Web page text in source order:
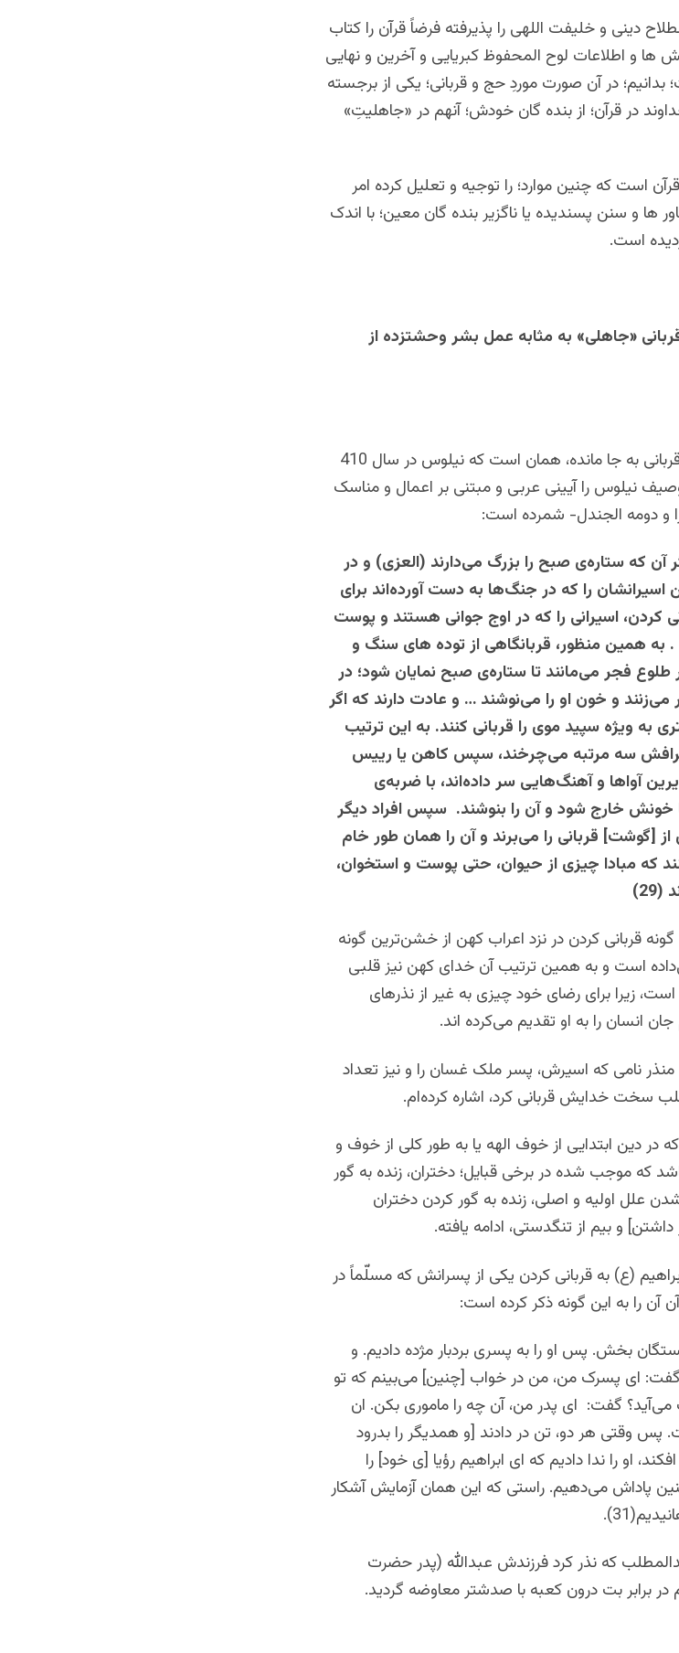
دینی و خلیفت اللهی را پذیرفته فرضاً قرآن را کتاب
ها و اطلاعات لوح المحفوظ کبریایی و آخرین و نهایی
در آن صورت موردِ حج و قربانی؛ یکی از برجسته
در قرآن؛ از بنده گان خودش؛ آنهم در «جاهلیتِ»
است که چنین موارد؛ را توجیه و تعلیل کرده امر
ها و سنن پسندیده یا ناگزیر بنده گان معین؛ با اندک
است.
«جاهلی» به مثابه عمل بشر وحشتزده از
شاید کهن‌ترین توصیفی که از عمل قربانی به جا مانده، همان است که نیلوس در سال 410
نیلوس را آیینی عربی و مبتنی بر اعمال و مناسک
و دومه الجندل- شمرده است:
آن که ستاره‌ی صبح را بزرگ می‌دارند (العزی) و در
اسیرانشان را که در جنگ‌ها به دست آورده‌اند برای
کردن، اسیرانی را که در اوج جوانی هستند و پوست
همین منظور، قربانگاهی از توده های سنگ و
طلوع فجر می‌مانند تا ستاره‌ی صبح نمایان شود؛ در
و خون او را می‌نوشند … و عادت دارند که اگر
به ویژه سپید موی را قربانی کنند. به این ترتیب
اطرافش سه مرتبه می‌چرخند، سپس کاهن یا رییس
آواها و آهنگ‌هایی سر داده‌اند، با ضربه‌ی
خونش خارج شود و آن را بنوشند. سپس افراد دیگر
[گوشت] قربانی را می‌برند و آن را همان طور خام
که مبادا چیزی از حیوان، حتی پوست و استخوان،
قربانی کردن در نزد اعراب کهن از خشن‌ترین گونه
است و به همین ترتیب آن خدای کهن نیز قلبی
زیرا برای رضای خود چیزی به غیر از نذرهای
انسان را به او تقدیم می‌کرده اند.
نامی که اسیرش، پسر ملک غسان را و نیز تعداد
قلب سخت خدایش قربانی کرد، اشاره کرده‌ام.
که در دین ابتدایی از خوف الهه یا به طور کلی از خوف و
که موجب شده در برخی قبایل؛ دختران، زنده به گور
اولیه و اصلی، زنده به گور کردن دختران
و بیم از تنگدستی، ادامه یافته.
(ع) به قربانی کردن یکی از پسرانش که مسلّماً در
را به این گونه ذکر کرده است:
بخش. پس او را به پسری بردبار مژده دادیم. و
گفت: ای پسرک من، من در خواب [چنین] می‌بینم که تو
گفت: ای پدر من، آن چه را ماموری بکن. ان
پس وقتی هر دو، تن در دادند [و همدیگر را بدرود
او را ندا دادیم که ای ابراهیم رؤیا [ی خود] را
پاداش می‌دهیم. راستی که این همان آزمایش آشکار
که نذر کرد فرزندش عبدالله (پدر حضرت
در برابر بت درون کعبه با صدشتر معاوضه گردید.